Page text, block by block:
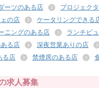
ーツのある店 プロジェク
の店
ケータリングできる
ニングのある店 ランチビ
る店
深夜営業ありの店
る店
禁煙席のある店
求人募集